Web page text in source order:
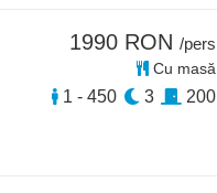
1990 RON /pers
Cu masă
1 - 450 3 200